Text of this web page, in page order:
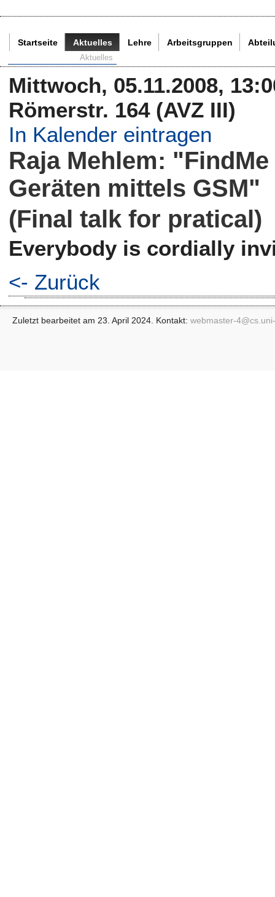
Startseite Aktuelles Lehre Arbeitsgruppen
Aktuelles
Mittwoch, 05.11.2008,
Römerstr. 164 (AVZ III)
In Kalender eintragen
Raja Mehlem:
Geräten mittels GSM"
(Final talk for pratical)
Everybody is cordially
<- Zurück
Zuletzt bearbeitet am 23. April 2024. Kontakt: webmaster-4@